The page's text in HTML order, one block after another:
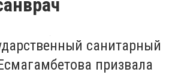
санитарный
призвала